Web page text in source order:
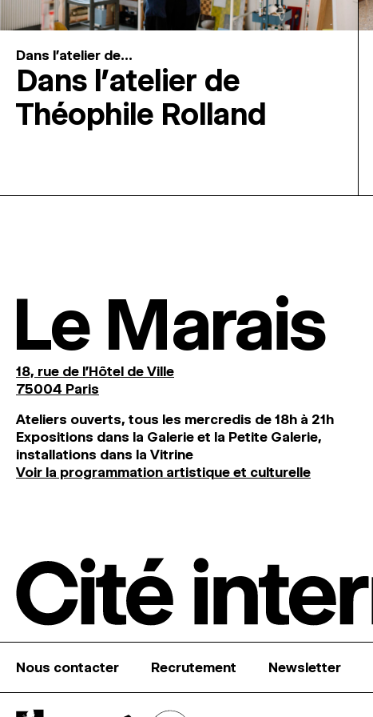
Dans l'atelier de...
Dans l’atelier de
Théophile Rolland
Le Marais
18, rue de l'Hôtel de Ville
75004 Paris
Ateliers ouverts, tous les mercredis de 18h à 21h
Expositions dans la Galerie et la Petite Galerie,
installations dans la Vitrine
Voir la programmation artistique et culturelle
Nous contacter Recrutement Newsletter